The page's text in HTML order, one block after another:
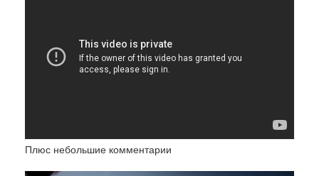
Плюс небольшие комментарии